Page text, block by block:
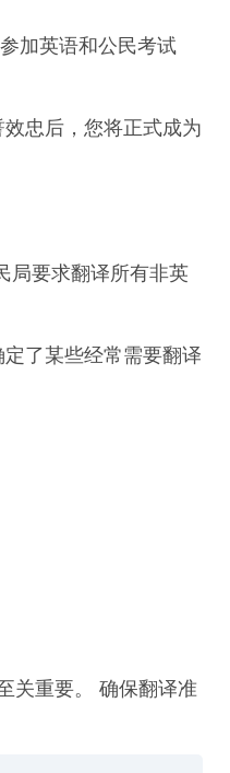
加英语和公民考试
忠后，您将正式成为
局要求翻译所有非英
了某些经常需要翻译
关重要。 确保翻译准